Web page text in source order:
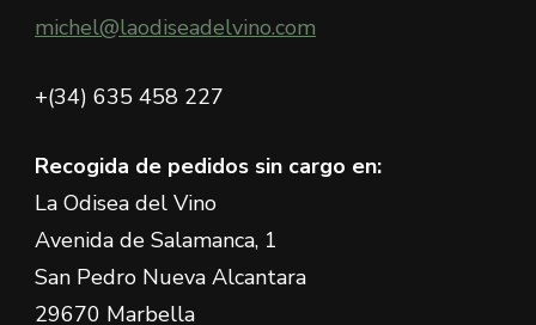
michel@laodiseadelvino.com
+(34) 635 458 227
Recogida de pedidos sin cargo en:
La Odisea del Vino
Avenida de Salamanca, 1
San Pedro Nueva Alcantara
29670 Marbella